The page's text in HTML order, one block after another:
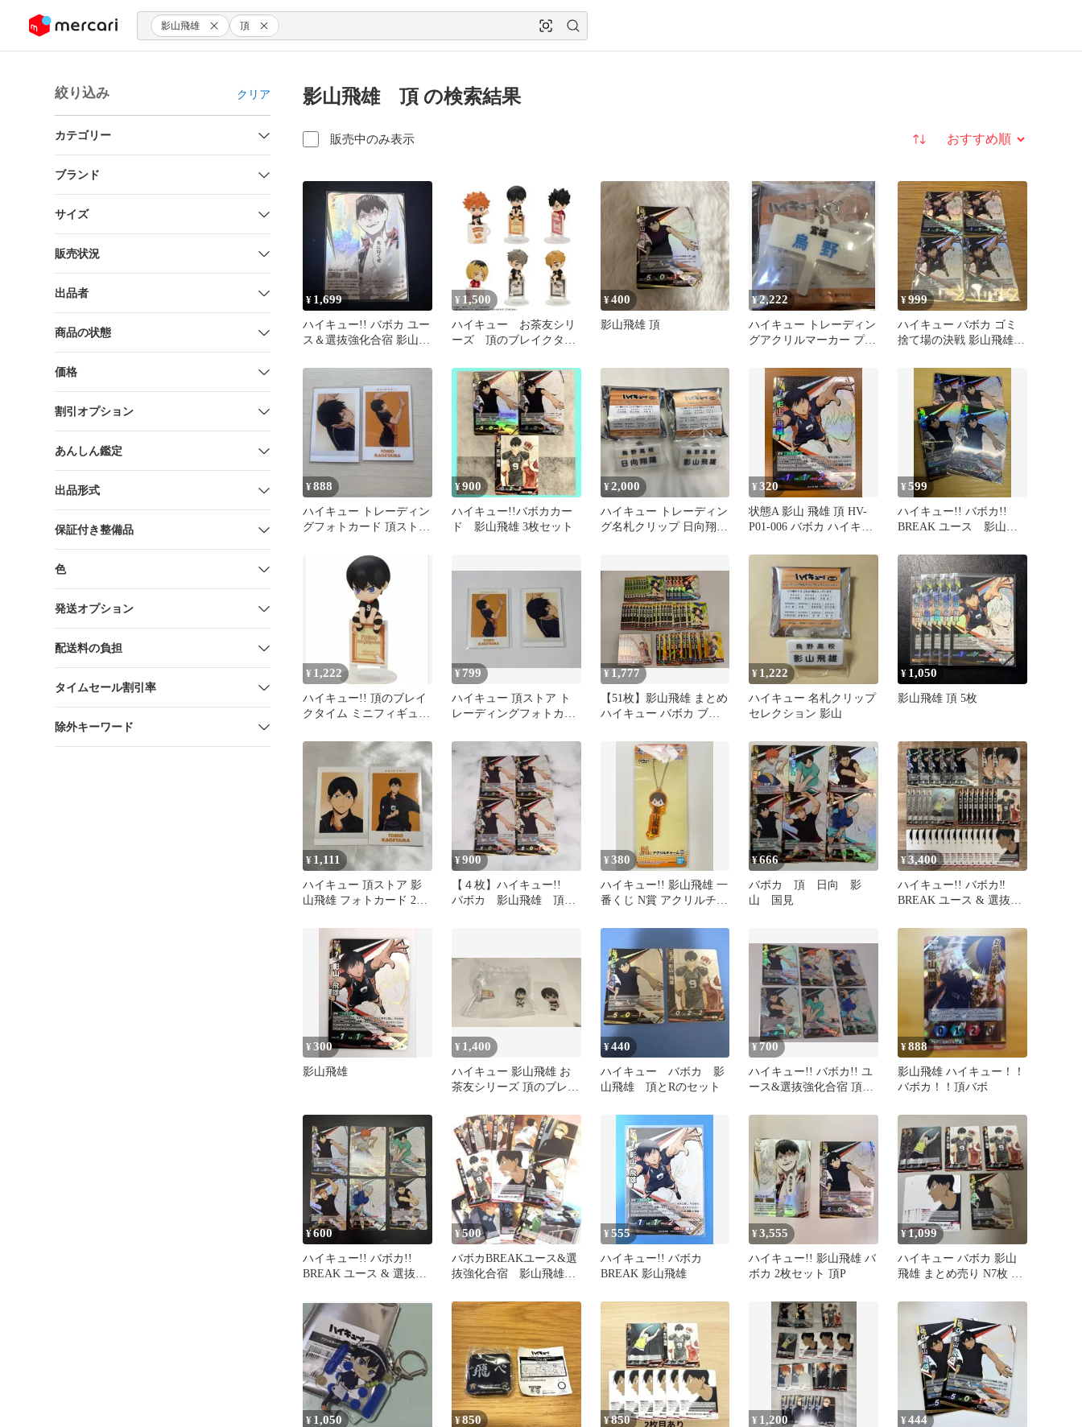
ツにスキップ 影山飛雄 頂
絞り込み クリア
カテゴリー
ブランド
サイズ
販売状況
出品者
商品の状態
価格
割引オプション
あんしん鑑定
出品形式
保証付き整備品
色
発送オプション
配送料の負担
タイムセール割引率
除外キーワード
影山飛雄 頂 の検索結果
販売中のみ表示 並び替え
¥ 1,699
ハイキュー!! バボカ ユー
ス＆選抜強化合宿 影山飛
¥ 1,500
ハイキュー お茶友シリ
ーズ 頂のブレイクタイ
¥400
影山飛雄 頂
¥2,222
ハイキュー トレーディン
グアクリルマーカー プラ
¥999
ハイキュー バボカ ゴミ
捨て場の決戦 影山飛雄
¥888
ハイキュー トレーディン
グフォトカード 頂ストア
¥900
ハイキュー!!バボカカー
ド 影山飛雄 3枚セット
¥2,000
ハイキュー トレーディン
グ名札クリップ 日向翔陽
¥320
状態A 影山 飛雄 頂 HV-
P01-006 バボカ ハイキュ
¥599
ハイキュー!! バボカ!!
BREAK ユース 影山飛
¥ 1,222
ハイキュー!! 頂のブレイ
クタイム ミニフィギュア
¥ 799
ハイキュー 頂ストア ト
レーディングフォトカー
¥ 1,777
【51枚】影山飛雄 まとめ
ハイキュー バボカ ブレ
庫処分 / Haikyu!! Baboca
BREAK Collection Bulk
Lot TOBIO KAGEYAMA
¥ 1,222
ハイキュー 名札クリップ
セレクション 影山
¥ 1,050
影山飛雄 頂 5枚
¥ 1,111
ハイキュー 頂ストア 影
山飛雄 フォトカード 2枚
¥900
【４枚】ハイキュー!!
バボカ 影山飛雄 頂
¥380
ハイキュー!! 影山飛雄 一
番くじ N賞 アクリルチャ
¥666
バボカ 頂 日向 影
山 国見
¥3,400
ハイキュー!! バボカ‼︎
BREAK ユース & 選抜強
¥300
影山飛雄
¥ 1,400
ハイキュー 影山飛雄 お
茶友シリーズ 頂のブレイ
カー
¥440
ハイキュー バボカ 影
山飛雄 頂とRのセット
¥700
ハイキュー!! バボカ!! ユ
ース&選抜強化合宿 頂6
¥888
影山飛雄 ハイキュー！！
バボカ！！頂バボ
¥600
ハイキュー!! バボカ!!
BREAK ユース & 選抜強
¥500
バボカBREAKユース&選
抜強化合宿 影山飛雄頂
¥555
ハイキュー!! バボカ
BREAK 影山飛雄
¥3,555
ハイキュー!! 影山飛雄 バ
ボカ 2枚セット 頂P
¥1,099
ハイキュー バボカ 影山
飛雄 まとめ売り N7枚 S2
¥ 1,050 ¥850 ¥850 ¥ 1,200 ¥444